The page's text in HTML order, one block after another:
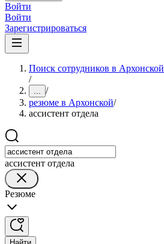
Войти
Войти
Зарегистрироваться
Поиск сотрудников в Архонской
/
... /
резюме в Архонской/
ассистент отдела
ассистент отдела
Резюме